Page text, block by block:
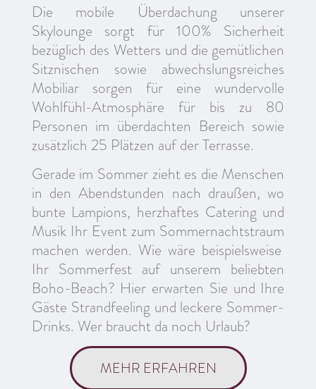
Die mobile Überdachung unserer
Skylounge sorgt für 100% Sicherheit
bezüglich des Wetters und die gemütlichen
Sitznischen sowie abwechslungsreiches
Mobiliar sorgen für eine wundervolle
Wohlfühl-Atmosphäre für bis zu 80
Personen im überdachten Bereich sowie
zusätzlich 25 Plätzen auf der Terrasse.
Gerade im Sommer zieht es die Menschen
in den Abendstunden nach draußen, wo
bunte Lampions, herzhaftes Catering und
Musik Ihr Event zum Sommernachtstraum
machen werden. Wie wäre beispielsweise
Ihr Sommerfest auf unserem beliebten
Boho-Beach? Hier erwarten Sie und Ihre
Gäste Strandfeeling und leckere Sommer-
Drinks. Wer braucht da noch Urlaub?
MEHR ERFAHREN